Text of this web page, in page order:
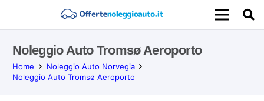
Noleggio Auto Tromsø Aeroporto
Home
Noleggio Auto Norvegia
Noleggio Auto Tromsø Aeroporto